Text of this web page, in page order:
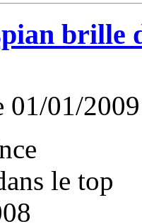
brille
01/01/2009